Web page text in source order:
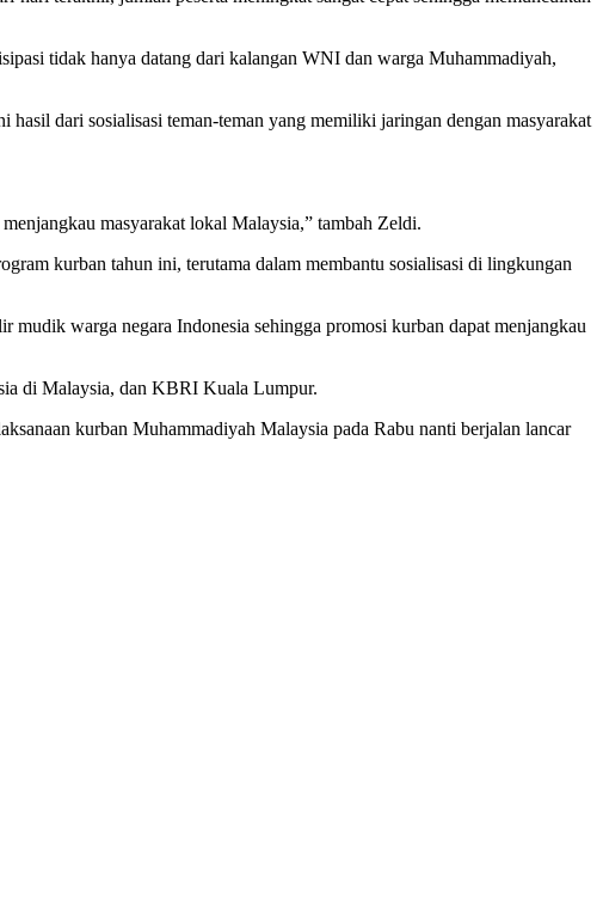
tidak hanya datang dari kalangan WNI dan warga Muhammadiyah,
dari sosialisasi teman-teman yang memiliki jaringan dengan masyarakat
masyarakat lokal Malaysia,” tambah Zeldi.
kurban tahun ini, terutama dalam membantu sosialisasi di lingkungan
warga negara Indonesia sehingga promosi kurban dapat menjangkau
di Malaysia, dan KBRI Kuala Lumpur.
kurban Muhammadiyah Malaysia pada Rabu nanti berjalan lancar